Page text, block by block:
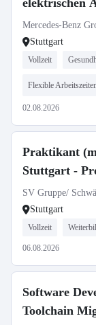
elektrischen
Praktikum)
Mercedes-Benz
Stuttgart
Vollzeit
Flexible
02.08.2026
Praktikant
Stuttgart -
SV Gruppe/
Stuttgart
Vollzeit
06.08.2026
Software
Toolchain